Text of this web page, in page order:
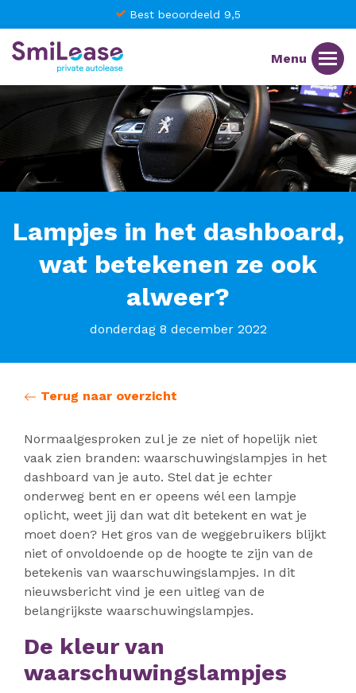
Best beoordeeld 9,5
Lampjes in het dashboard,
wat betekenen ze ook
alweer?
donderdag 8 december 2022
Terug naar overzicht
Normaalgesproken zul je ze niet of hopelijk niet
vaak zien branden: waarschuwingslampjes in het
dashboard van je auto. Stel dat je echter
onderweg bent en er opeens wél een lampje
oplicht, weet jij dan wat dit betekent en wat je
moet doen? Het gros van de weggebruikers blijkt
niet of onvoldoende op de hoogte te zijn van de
betekenis van waarschuwingslampjes. In dit
nieuwsbericht vind je een uitleg van de
belangrijkste waarschuwingslampjes.
De kleur van
waarschuwingslampjes